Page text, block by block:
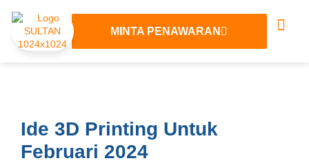
MINTA PENAWARAN
Ide 3D Printing Untuk
Februari 2024